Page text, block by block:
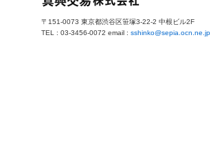
〒151-0073 東京都渋谷区笹塚3-22-2 中根ビル2F
TEL : 03-3456-0072 email : sshinko@sepia.ocn.ne.jp